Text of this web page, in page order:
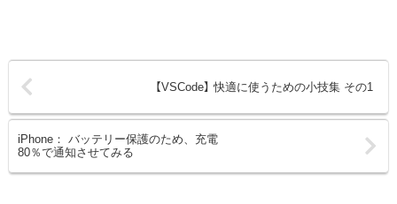
【VSCode】 快適に使うための小技集 その1
iPhone： バッテリー保護のため、充電
80％で通知させてみる